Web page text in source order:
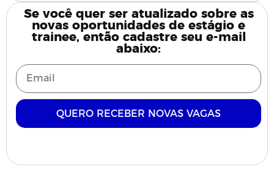
Se você quer ser atualizado sobre as
novas oportunidades de estágio e
trainee, então cadastre seu e-mail
abaixo:
QUERO RECEBER NOVAS VAGAS